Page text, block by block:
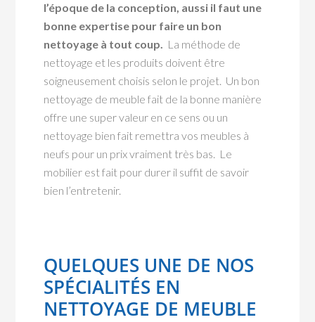
l’époque de la conception, aussi il faut une
bonne expertise pour faire un bon
nettoyage à tout coup. La méthode de
nettoyage et les produits doivent être
soigneusement choisis selon le projet. Un bon
nettoyage de meuble fait de la bonne manière
offre une super valeur en ce sens ou un
nettoyage bien fait remettra vos meubles à
neufs pour un prix vraiment très bas. Le
mobilier est fait pour durer il suffit de savoir
bien l’entretenir.
QUELQUES UNE DE NOS
SPÉCIALITÉS EN
NETTOYAGE DE MEUBLE